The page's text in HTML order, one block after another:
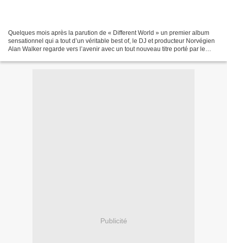
Quelques mois après la parution de « Different World » un premier album
sensationnel qui a tout d’un véritable best of, le DJ et producteur Norvégien
Alan Walker regarde vers l’avenir avec un tout nouveau titre porté par le
Publicité